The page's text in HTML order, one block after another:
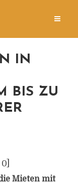
IN
BIS ZU 1
0]
Mieten mit